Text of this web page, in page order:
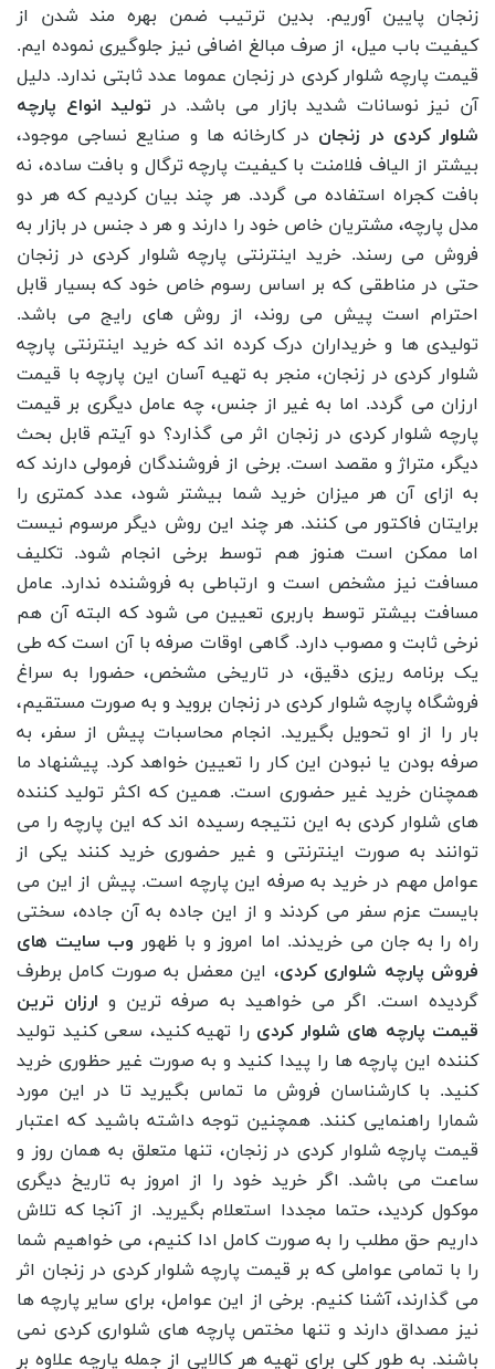
زنجان پایین آوریم. بدین ترتیب ضمن بهره مند شدن از
کیفیت باب میل، از صرف مبالغ اضافی نیز جلوگیری نموده ایم.
قیمت پارچه شلوار کردی در زنجان عموما عدد ثابتی ندارد. دلیل
آن نیز نوسانات شدید بازار می باشد. در تولید انواع پارچه
شلوار کردی در زنجان در کارخانه ها و صنایع نساجی موجود،
بیشتر از الیاف فلامنت با کیفیت پارچه ترگال و بافت ساده، نه
بافت کجراه استفاده می گردد. هر چند بیان کردیم که هر دو
مدل پارچه، مشتریان خاص خود را دارند و هر د جنس در بازار به
فروش می رسند. خرید اینترنتی پارچه شلوار کردی در زنجان
حتی در مناطقی که بر اساس رسوم خاص خود که بسیار قابل
احترام است پیش می روند، از روش های رایج می باشد.
تولیدی ها و خریداران درک کرده اند که خرید اینترنتی پارچه
شلوار کردی در زنجان، منجر به تهیه آسان این پارچه با قیمت
ارزان می گردد. اما به غیر از جنس، چه عامل دیگری بر قیمت
پارچه شلوار کردی در زنجان اثر می گذارد؟ دو آیتم قابل بحث
دیگر، متراژ و مقصد است. برخی از فروشندگان فرمولی دارند که
به ازای آن هر میزان خرید شما بیشتر شود، عدد کمتری را
برایتان فاکتور می کنند. هر چند این روش دیگر مرسوم نیست
اما ممکن است هنوز هم توسط برخی انجام شود. تکلیف
مسافت نیز مشخص است و ارتباطی به فروشنده ندارد. عامل
مسافت بیشتر توسط باربری تعیین می شود که البته آن هم
نرخی ثابت و مصوب دارد. گاهی اوقات صرفه با آن است که طی
یک برنامه ریزی دقیق، در تاریخی مشخص، حضورا به سراغ
فروشگاه پارچه شلوار کردی در زنجان بروید و به صورت مستقیم،
بار را از او تحویل بگیرید. انجام محاسبات پیش از سفر، به
صرفه بودن یا نبودن این کار را تعیین خواهد کرد. پیشنهاد ما
همچنان خرید غیر حضوری است. همین که اکثر تولید کننده
های شلوار کردی به این نتیجه رسیده اند که این پارچه را می
توانند به صورت اینترنتی و غیر حضوری خرید کنند یکی از
عوامل مهم در خرید به صرفه این پارچه است. پیش از این می
بایست عزم سفر می کردند و از این جاده به آن جاده، سختی
راه را به جان می خریدند. اما امروز و با ظهور وب سایت های
فروش پارچه شلواری کردی، این معضل به صورت کامل برطرف
گردیده است. اگر می خواهید به صرفه ترین و ارزان ترین
قیمت پارچه های شلوار کردی را تهیه کنید، سعی کنید تولید
کننده این پارچه ها را پیدا کنید و به صورت غیر حظوری خرید
کنید. با کارشناسان فروش ما تماس بگیرید تا در این مورد
شمارا راهنمایی کنند. همچنین توجه داشته باشید که اعتبار
قیمت پارچه شلوار کردی در زنجان، تنها متعلق به همان روز و
ساعت می باشد. اگر خرید خود را از امروز به تاریخ دیگری
موکول کردید، حتما مجددا استعلام بگیرید. از آنجا که تلاش
داریم حق مطلب را به صورت کامل ادا کنیم، می خواهیم شما
را با تمامی عواملی که بر قیمت پارچه شلوار کردی در زنجان اثر
می گذارند، آشنا کنیم. برخی از این عوامل، برای سایر پارچه ها
نیز مصداق دارند و تنها مختص پارچه های شلواری کردی نمی
باشند. به طور کلی برای تهیه هر کالایی از جمله پارچه علاوه بر